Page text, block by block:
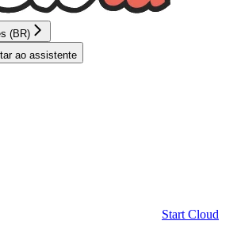
(BR)
ao assistente
Start Cloud